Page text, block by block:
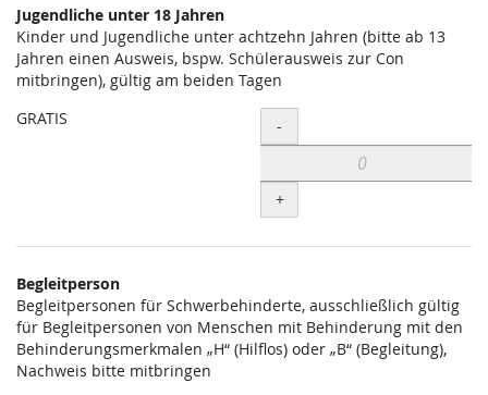
Jugendliche unter 18 Jahren
Kinder und Jugendliche unter achtzehn Jahren (bitte ab 13
Jahren einen Ausweis, bspw. Schülerausweis zur Con
mitbringen), gültig am beiden Tagen
GRATIS
Menge
-
+
Begleitperson
Begleitpersonen für Schwerbehinderte, ausschließlich gültig
für Begleitpersonen von Menschen mit Behinderung mit den
Behinderungsmerkmalen „H“ (Hilflos) oder „B“ (Begleitung),
Nachweis bitte mitbringen